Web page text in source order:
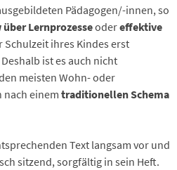
Pädagogen/-innen, so
Lernprozesseodereffektive
Schulzeit ihres Kindes erst
ist es auch nicht
meisten Wohn- oder
einem traditionellen Schema
Text langsam vor und
sitzend, sorgfältig in sein Heft.